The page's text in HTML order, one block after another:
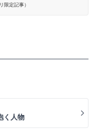
限定記事）
く人物